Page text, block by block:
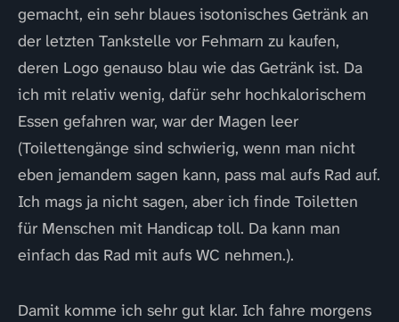
gemacht, ein sehr blaues isotonisches Getränk an
der letzten Tankstelle vor Fehmarn zu kaufen,
deren Logo genauso blau wie das Getränk ist. Da
ich mit relativ wenig, dafür sehr hochkalorischem
Essen gefahren war, war der Magen leer
(Toilettengänge sind schwierig, wenn man nicht
eben jemandem sagen kann, pass mal aufs Rad auf.
Ich mags ja nicht sagen, aber ich finde Toiletten
für Menschen mit Handicap toll. Da kann man
einfach das Rad mit aufs WC nehmen.).
Damit komme ich sehr gut klar. Ich fahre morgens